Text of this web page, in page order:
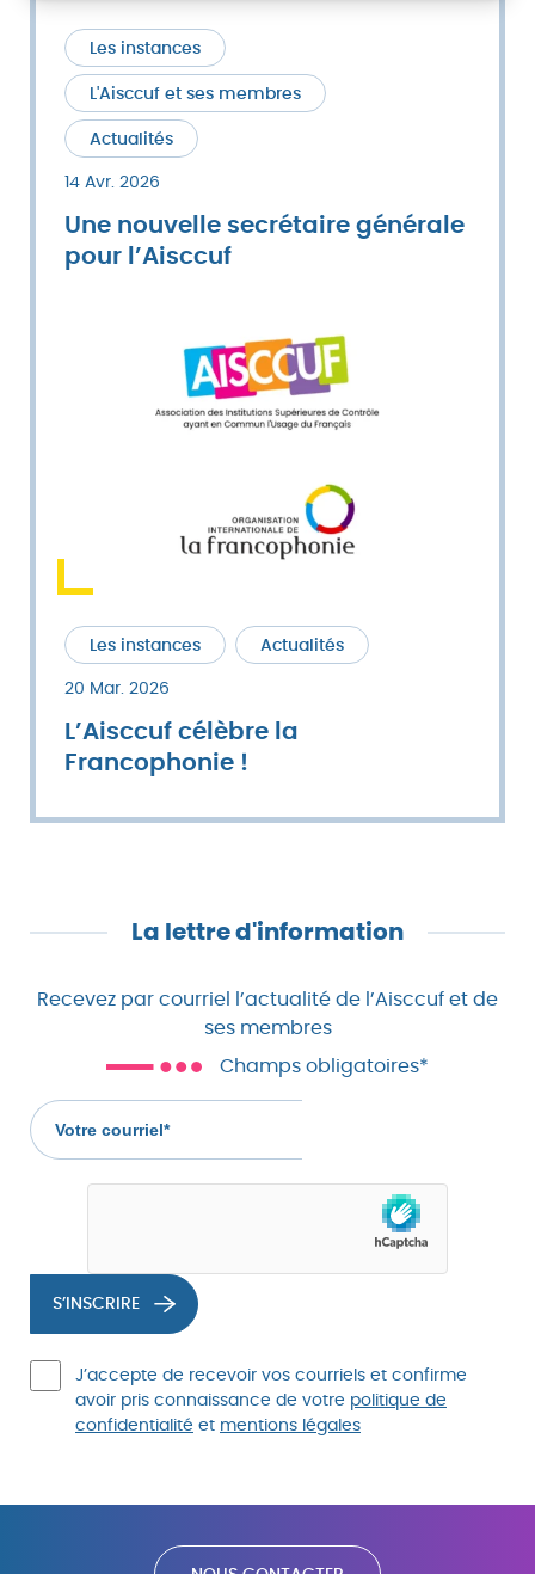
Les instances
L'Aisccuf et ses membres
Actualités
14 Avr. 2026
Une nouvelle secrétaire générale
pour l’Aisccuf
Les instances Actualités
20 Mar. 2026
L’Aisccuf célèbre la
Francophonie !
La lettre d'information
Recevez par courriel l’actualité de l’Aisccuf et de
ses membres
Champs obligatoires*
Votre
courriel
S’INSCRIRE
J’accepte de recevoir vos courriels et confirme
avoir pris connaissance de votre politique de
confidentialité et mentions légales